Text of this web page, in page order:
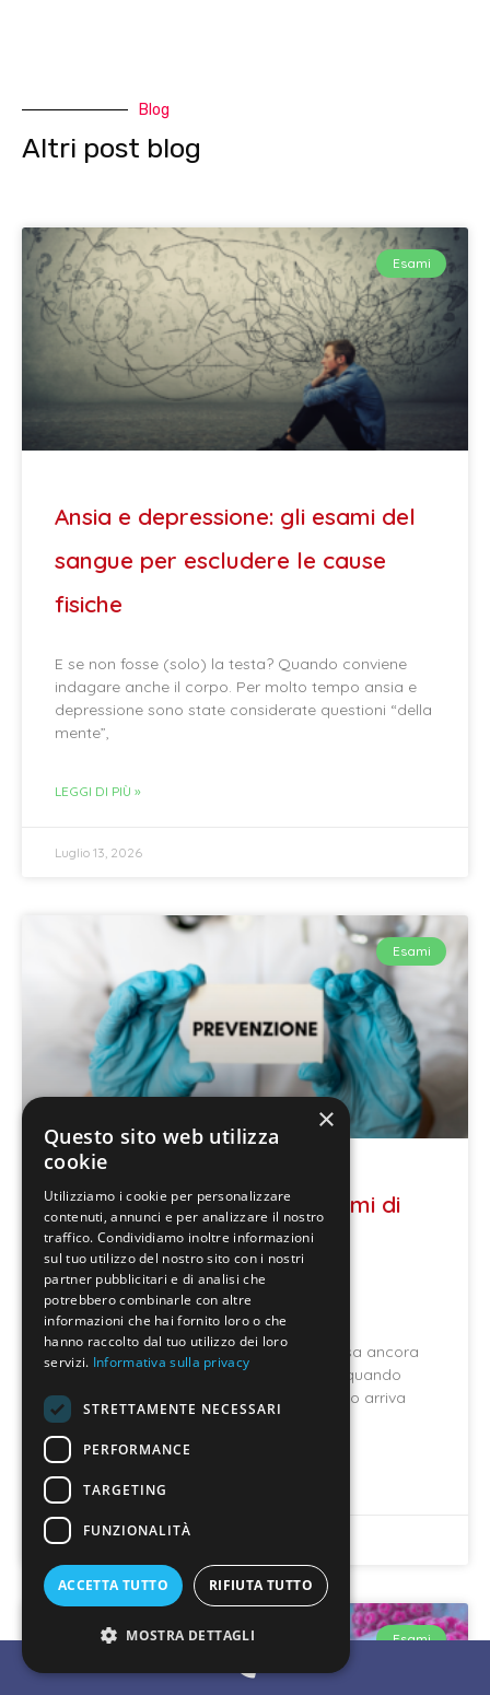
Blog
Altri post blog
Esami
Ansia e depressione: gli esami del
sangue per escludere le cause
fisiche
E se non fosse (solo) la testa? Quando conviene
indagare anche il corpo. Per molto tempo ansia e
depressione sono state considerate questioni “della
mente”,
LEGGI DI PIÙ »
Luglio 13, 2026
Esami
Prevenzione: perché gli esami di
controllo possono fare la
differenza
Quando si parla di salute, spesso si pensa ancora
troppo spesso solo alla cura: una visita quando
compare un sintomo, una terapia quando arriva
una
LEGGI DI PIÙ »
Giugno 19, 2026
Esami
×
Questo sito web utilizza
cookie
Utilizziamo i cookie per personalizzare
contenuti, annunci e per analizzare il nostro
traffico. Condividiamo inoltre informazioni
sul tuo utilizzo del nostro sito con i nostri
partner pubblicitari e di analisi che
potrebbero combinarle con altre
informazioni che hai fornito loro o che
hanno raccolto dal tuo utilizzo dei loro
servizi. Informativa sulla privacy
STRETTAMENTE NECESSARI
PERFORMANCE
TARGETING
FUNZIONALITÀ
ACCETTA TUTTO RIFIUTA TUTTO
MOSTRA DETTAGLI